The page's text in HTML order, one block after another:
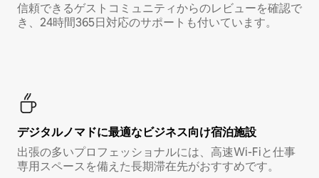
信頼できるゲストコミュニティからのレビューを確認で
き、24時間365日対応のサポートも付いています。
デジタルノマド⁠に最⁠適⁠なビ⁠ジ⁠ネ⁠ス⁠向⁠け宿⁠泊⁠施⁠設
出張の多いプロフェッショナルには、高速Wi-Fiと仕事
専用スペースを備えた長期滞在先がおすすめです。